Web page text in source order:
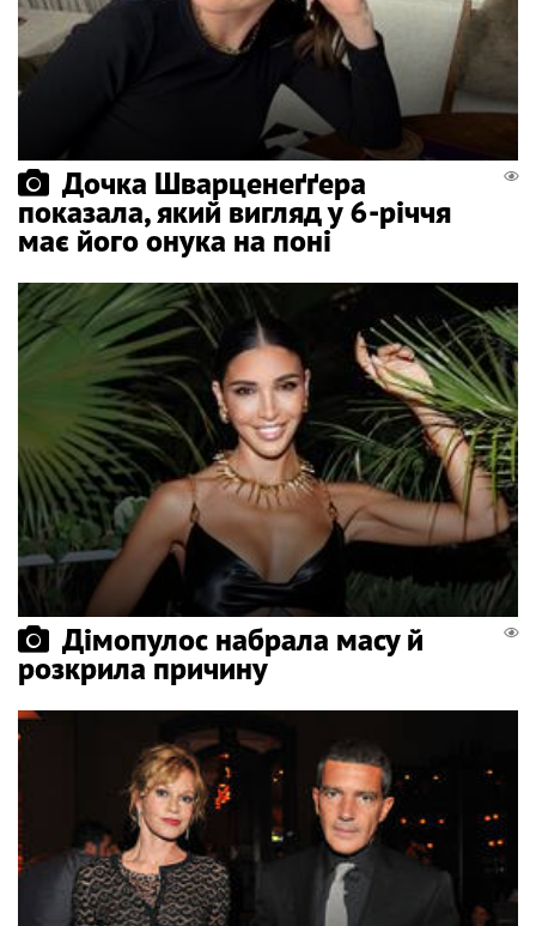
Дочка Шварценеґґера
показала, який вигляд у 6-річчя
має його онука на поні
Дімопулос набрала масу й
розкрила причину